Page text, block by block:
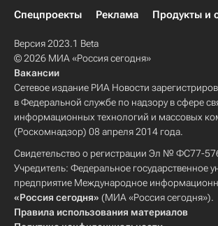
Спецпроекты
Реклама Продукты и
Версия 2023.1 Beta
© 2026 МИА «Россия сегодня»
Вакансии
Сетевое издание РИА Новости
в Федеральной службе по надзору в сфере
информационных технологий и массовых
(Роскомнадзор) 08 апреля 2014 года.
Свидетельство о регистрации Эл № ФС77-
Учредитель: Федеральное государственное
предприятие Международное
«Россия сегодня» (МИА «Россия сегодня»).
Правила использования материалов